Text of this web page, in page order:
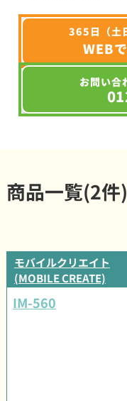
365日（土
WEB
お問い合
商品一覧(2件)
モバイルクリエイト
(MOBILE CREATE)
IM-560